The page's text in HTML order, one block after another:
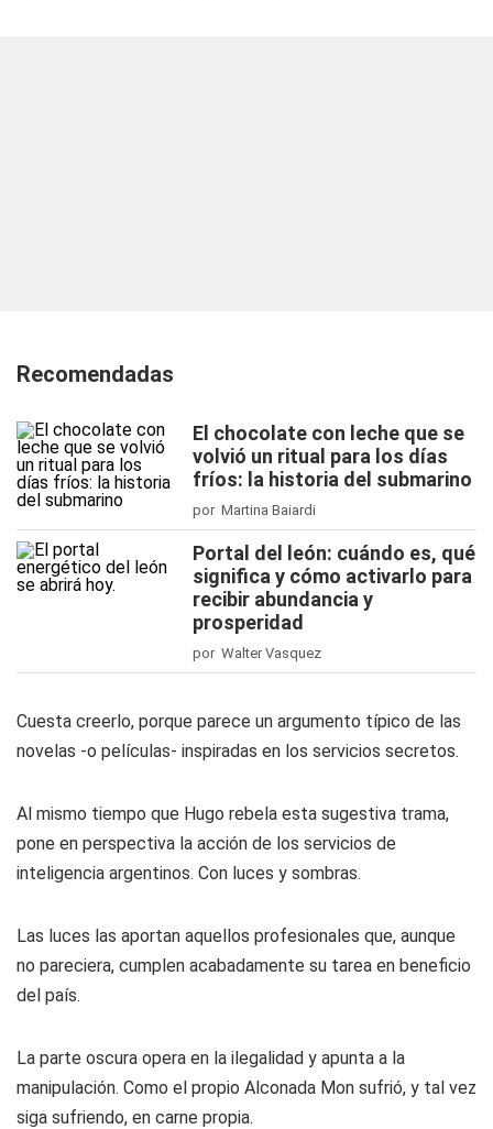
Recomendadas
El chocolate con leche que se
volvió un ritual para los días
fríos: la historia del submarino
por Martina Baiardi
Portal del león: cuándo es, qué
significa y cómo activarlo para
recibir abundancia y
prosperidad
por Walter Vasquez
Cuesta creerlo, porque parece un argumento típico de las
novelas -o películas- inspiradas en los servicios secretos.
Al mismo tiempo que Hugo rebela esta sugestiva trama,
pone en perspectiva la acción de los servicios de
inteligencia argentinos. Con luces y sombras.
Las luces las aportan aquellos profesionales que, aunque
no pareciera, cumplen acabadamente su tarea en beneficio
del país.
La parte oscura opera en la ilegalidad y apunta a la
manipulación. Como el propio Alconada Mon sufrió, y tal vez
siga sufriendo, en carne propia.